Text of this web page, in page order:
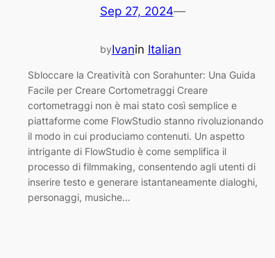
Sep 27, 2024—
byIvanin Italian
Sbloccare la Creatività con Sorahunter: Una Guida
Facile per Creare Cortometraggi Creare
cortometraggi non è mai stato così semplice e
piattaforme come FlowStudio stanno rivoluzionando
il modo in cui produciamo contenuti. Un aspetto
intrigante di FlowStudio è come semplifica il
processo di filmmaking, consentendo agli utenti di
inserire testo e generare istantaneamente dialoghi,
personaggi, musiche…